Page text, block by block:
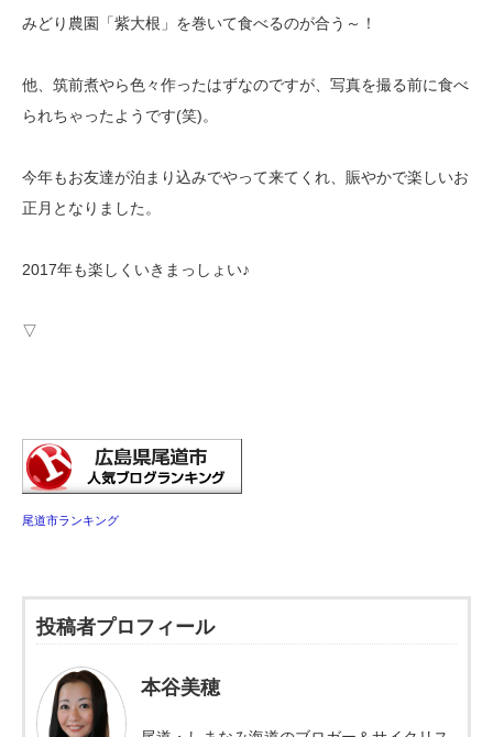
みどり農園「紫大根」を巻いて食べるのが合う～！
他、筑前煮やら色々作ったはずなのですが、写真を撮る前に食べ
られちゃったようです(笑)。
今年もお友達が泊まり込みでやって来てくれ、賑やかで楽しいお
正月となりました。
2017年も楽しくいきまっしょい♪
▽
尾道市ランキング
投稿者プロフィール
本谷美穂